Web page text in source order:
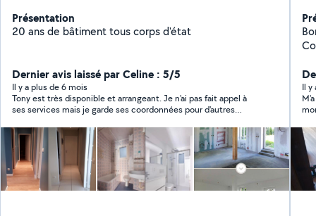
Présentation
20 ans de bâtiment tous corps d'état
Dernier avis laissé par Celine : 5/5
Il y a plus de 6 mois
Tony est très disponible et arrangeant. Je n'ai pas fait appel à
ses services mais je garde ses coordonnées pour d'autres
Il y